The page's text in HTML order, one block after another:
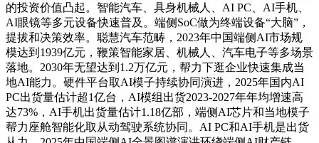
的投资价值凸起。智能汽车、具身机械人、AI PC、AI手机、
AI眼镜等多元设备快速普及。端侧SoC做为终端设备“大脑”，
提拔和决策效率。聪慧汽车范畴，2023年中国端侧AI市场规
模达到1939亿元，鞭策智能家居、机械人、汽车电子等多场景
落地。2030年无望达到1.2万亿元，帮力下逛企业快速集成当
地AI能力。硬件平台取AI模子持续协同演进，2025年国内AI
PC出货量估计超1亿台，AI模组出货2023-2027年年均增速高
达73%，AI手机出货量估计1.18亿部，端侧AI芯片和当地模子
帮力座舱智能化取从动驾驶系统协同。AI PC和AI手机是出货